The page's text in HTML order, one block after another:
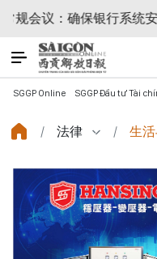
保银行系统安全与数字
SGGP Online SGGP Đầu tư Tài
法律 生